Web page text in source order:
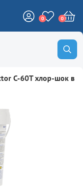
0 0
C-60T хлор-шок в